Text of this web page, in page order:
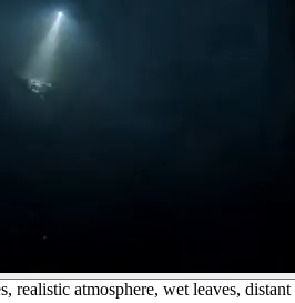
atmosphere, wet leaves,